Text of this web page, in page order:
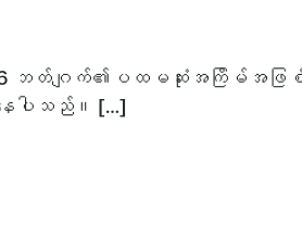
ဘတ်ဂျက်၏ပထမဆုံးအကြိမ်အဖြစ်
ေပါသည်။ […]